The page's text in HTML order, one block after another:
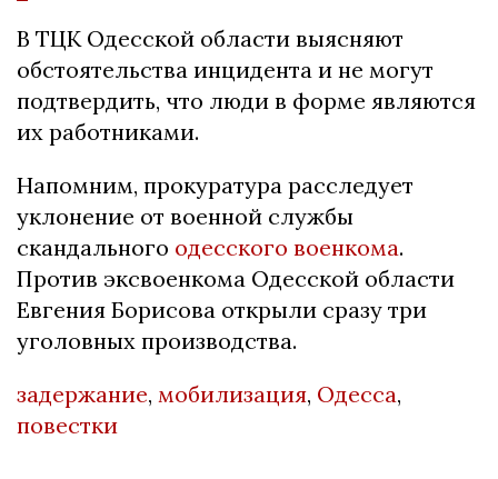
В ТЦК Одесской области выясняют
обстоятельства инцидента и не могут
подтвердить, что люди в форме являются
их работниками.
Напомним, прокуратура расследует
уклонение от военной службы
скандального одесского военкома.
Против эксвоенкома Одесской области
Евгения Борисова открыли сразу три
уголовных производства.
задержание, мобилизация, Одесса,
повестки